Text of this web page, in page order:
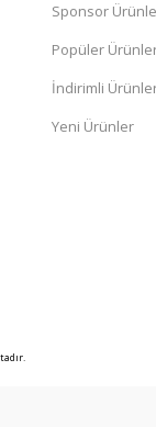
Sponsor
Popüler
İndirimli
Yeni Ürünler